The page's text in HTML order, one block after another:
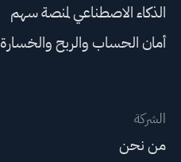
الذكاء الاصطناعي لمنصة سهم
أمان الحساب والربح والخسارة
الشركة
من نحن